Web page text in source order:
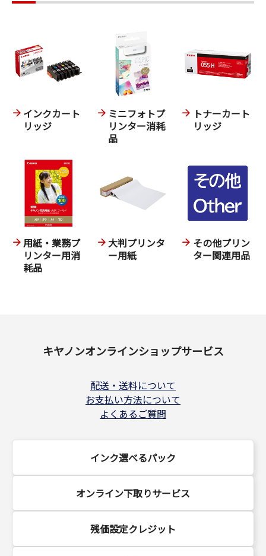
インクカート
リッジ
ミニフォトプ
リンター消耗
品
トナーカート
リッジ
用紙・業務プ
リンター用消
耗品
大判プリンタ
ー用紙
その他プリン
ター関連用品
キヤノンオンラインショップサービス
配送・送料について
お支払い方法について
よくあるご質問
インク選べるパック
オンライン下取りサービス
残価設定クレジット